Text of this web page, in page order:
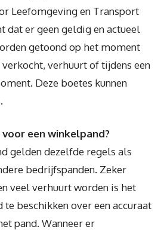
Leefomgeving en Transport
dat er geen geldig en actueel
getoond op het moment
verhuurt of tijdens een
Deze boetes kunnen
een winkelpand?
gelden dezelfde regels als
bedrijfspanden. Zeker
veel verhuurt worden is het
beschikken over een accuraat
pand. Wanneer er